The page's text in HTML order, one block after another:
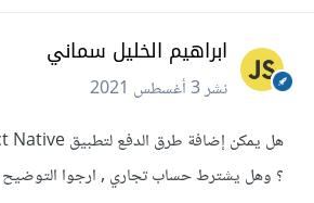
ابراهيم الخليل سماني
نشر3 أغسطس 2021
؟ وهل يشترط حساب تجاري , ارجوا التوضيح